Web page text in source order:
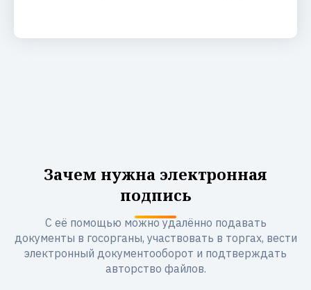
Зачем нужна электронная
подпись
С её помощью можно удалённо подавать
документы в госорганы, участвовать в торгах, вести
электронный документооборот и подтверждать
авторство файлов.